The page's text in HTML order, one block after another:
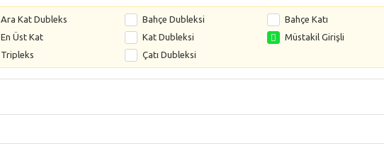
Ara Kat Dubleks Bahçe Dubleksi
Bahçe Katı
En Üst Kat Kat Dubleksi
Müstakil Girişli
Tripleks Çatı Dubleksi